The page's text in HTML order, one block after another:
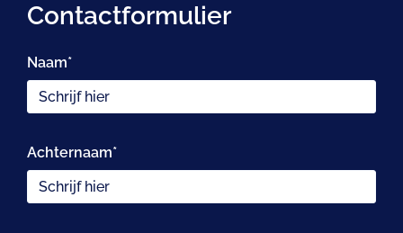
Contactformulier
Naam*
Achternaam*